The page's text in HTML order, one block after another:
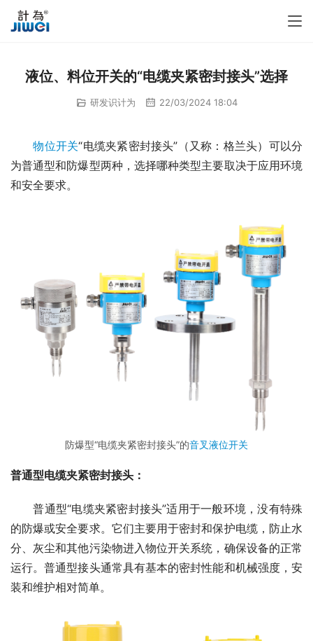
液位、料位开关的“电缆夹紧密封接头”选择
研发识计为 22/03/2024 18:04
物位开关“电缆夹紧密封接头”（又称：格兰头）可以分
为普通型和防爆型两种，选择哪种类型主要取决于应用环境
和安全要求。
防爆型“电缆夹紧密封接头”的音叉液位开关
普通型电缆夹紧密封接头：
普通型“电缆夹紧密封接头”适用于一般环境，没有特殊
的防爆或安全要求。它们主要用于密封和保护电缆，防止水
分、灰尘和其他污染物进入物位开关系统，确保设备的正常
运行。普通型接头通常具有基本的密封性能和机械强度，安
装和维护相对简单。